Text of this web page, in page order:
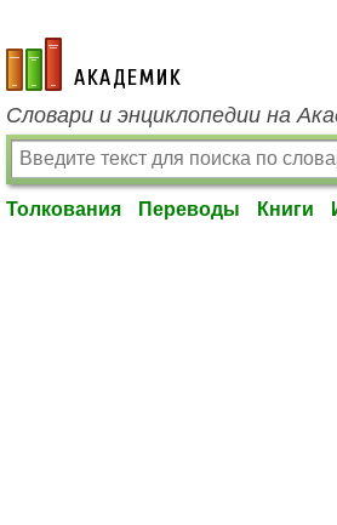
academic.ru
Словари и энциклопедии на
Толкования Переводы Книги